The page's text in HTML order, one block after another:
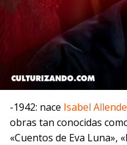
-1942: nace Isabel Allende
obras tan conocidas
«Cuentos de Eva Luna»,